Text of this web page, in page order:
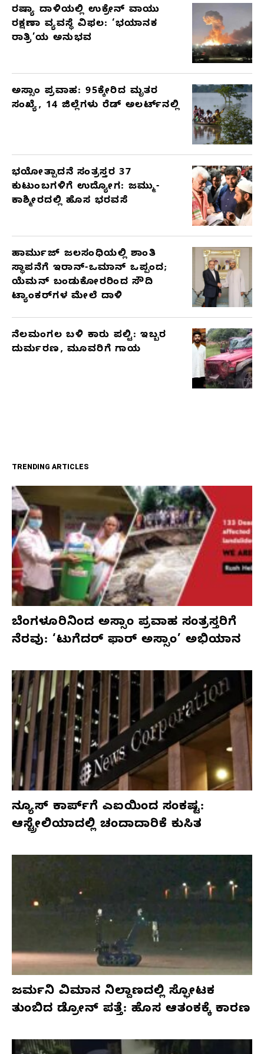
ರಷ್ಯಾ ದಾಳಿಯಲ್ಲಿ ಉಕ್ರೇನ್ ವಾಯು
ರಕ್ಷಣಾ ವ್ಯವಸ್ಥೆ ವಿಫಲ: ‘ಭಯಾನಕ
ರಾತ್ರಿ’ಯ ಅನುಭವ
ಅಸ್ಸಾಂ ಪ್ರವಾಹ: 95ಕ್ಕೇರಿದ ಮೃತರ
ಸಂಖ್ಯೆ, 14 ಜಿಲ್ಲೆಗಳು ರೆಡ್ ಅಲರ್ಟ್‌ನಲ್ಲಿ
ಭಯೋತ್ಪಾದನೆ ಸಂತ್ರಸ್ತರ 37
ಕುಟುಂಬಗಳಿಗೆ ಉದ್ಯೋಗ: ಜಮ್ಮು-
ಕಾಶ್ಮೀರದಲ್ಲಿ ಹೊಸ ಭರವಸೆ
ಹಾರ್ಮುಜ್ ಜಲಸಂಧಿಯಲ್ಲಿ ಶಾಂತಿ
ಸ್ಥಾಪನೆಗೆ ಇರಾನ್-ಒಮಾನ್ ಒಪ್ಪಂದ;
ಯೆಮನ್ ಬಂಡುಕೋರರಿಂದ ಸೌದಿ
ಟ್ಯಾಂಕರ್‌ಗಳ ಮೇಲೆ ದಾಳಿ
ನೆಲಮಂಗಲ ಬಳಿ ಕಾರು ಪಲ್ಟಿ: ಇಬ್ಬರ
ದುರ್ಮರಣ, ಮೂವರಿಗೆ ಗಾಯ
TRENDING ARTICLES
ಬೆಂಗಳೂರಿನಿಂದ ಅಸ್ಸಾಂ ಪ್ರವಾಹ ಸಂತ್ರಸ್ತರಿಗೆ
ನೆರವು: ‘ಟುಗೆದರ್ ಫಾರ್ ಅಸ್ಸಾಂ’ ಅಭಿಯಾನ
ನ್ಯೂಸ್ ಕಾರ್ಪ್‌ಗೆ ಎಐಯಿಂದ ಸಂಕಷ್ಟ:
ಆಸ್ಟ್ರೇಲಿಯಾದಲ್ಲಿ ಚಂದಾದಾರಿಕೆ ಕುಸಿತ
ಜರ್ಮನಿ ವಿಮಾನ ನಿಲ್ದಾಣದಲ್ಲಿ ಸ್ಫೋಟಕ
ತುಂಬಿದ ಡ್ರೋನ್ ಪತ್ತೆ: ಹೊಸ ಆತಂಕಕ್ಕೆ ಕಾರಣ